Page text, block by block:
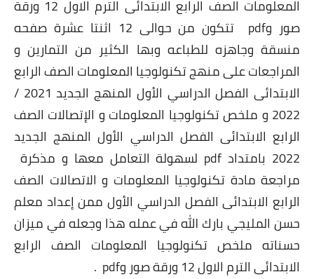
المعلومات الصف الرابع الابتدائى الترم الاول 12 ورقة
صور وpdf تتكون من حوالى 12 اثنتا عشرة صفحه
منسقة وجاهزه للطباعه وبها الكثير من التمارين و
المراجعات على منهج تكنولوجيا المعلومات الصف الرابع
الابتدائى الفصل الدراسي الأول المنهج الجديد 2021 /
2022 و ملخص تكنولوجيا المعلومات و الإتصالات الصف
الرابع الابتدائى الفصل الدراسي الأول المنهج الجديد
2022 بامتداد pdf لسهولة التعامل معها و مذكرة
مراجعة مادة تكنولوجيا المعلومات و الاتصالات الصف
الرابع الابتدائى الفصل الدراسي الأول ممن إعداد معلم
حسن المليجي بارك الله في عمله هذا وجعله في ميزان
حسناته ملخص تكنولوجيا المعلومات الصف الرابع
الابتدائى الترم الاول 12 ورقة صور وpdf .